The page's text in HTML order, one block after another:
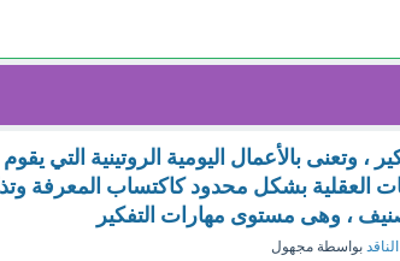
وتعنى بالأعمال اليومية الروتينية التي يقوم
العقلية بشكل محدود كاكتساب المعرفة
، وهى مستوى مهارات التفكير
بواسطة مجهول